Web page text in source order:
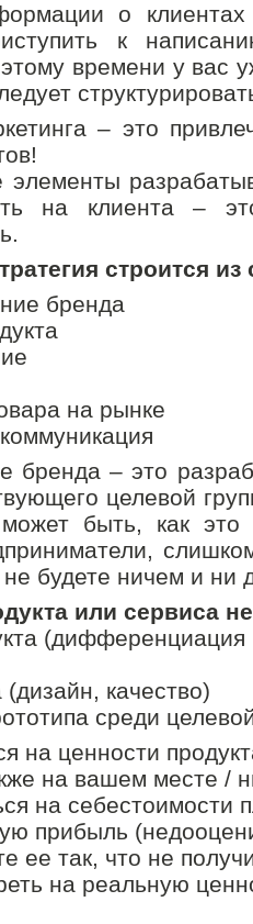
о
к
времени у вас
– это
на клиента –
строится
бренда
на рынке
бренда – это
целевой
быть, как это
будете ничем и ни
или сервиса
(дифференциация
качество)
среди
на ценности
на вашем месте /
на себестоимости
прибыль
ее так, что не
на реальную